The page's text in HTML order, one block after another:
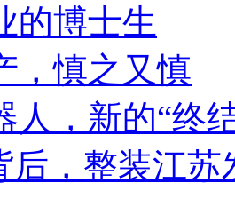
的博士生
，慎之又慎
人，新的“终
后，整装江苏